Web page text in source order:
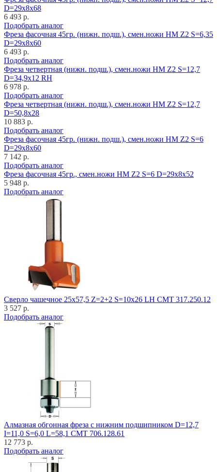
D=29x8x68
6 493 р.
Подобрать аналог
Фреза фасочная 45гр. (нижн. подш.), смен.ножи HM Z2 S=6,35
D=29x8x60
6 493 р.
Подобрать аналог
Фреза четвертная (нижн. подш.), смен.ножи HM Z2 S=12,7
D=34,9x12 RH
6 978 р.
Подобрать аналог
Фреза четвертная (нижн. подш.), смен.ножи HM Z2 S=12,7
D=50,8x28
10 883 р.
Подобрать аналог
Фреза фасочная 45гр. (нижн. подш.), смен.ножи HM Z2 S=6
D=29x8x60
7 142 р.
Подобрать аналог
Фреза фасочная 45гр., смен.ножи HM Z2 S=6 D=29x8x52
5 948 р.
Подобрать аналог
Cверло чашечное 25x57,5 Z=2+2 S=10x26 LH CMT 317.250.12
3 527 р.
Подобрать аналог
Алмазная обгонная фреза с нижним подшипником D=12,7
I=11,0 S=6,0 L=58,1 CMT 706.128.61
12 773 р.
Подобрать аналог